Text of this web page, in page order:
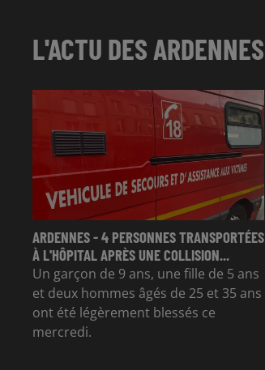
L'ACTU DES ARDENNES
ARDENNES - 4 PERSONNES TRANSPORTÉES
À L'HÔPITAL APRÈS UNE COLLISION...
Un garçon de 9 ans, une fille de 5 ans
et deux hommes âgés de 25 et 35 ans
ont été légèrement blessés ce
mercredi.